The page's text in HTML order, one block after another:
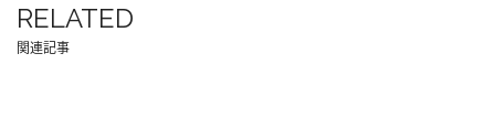
RELATED
関連記事